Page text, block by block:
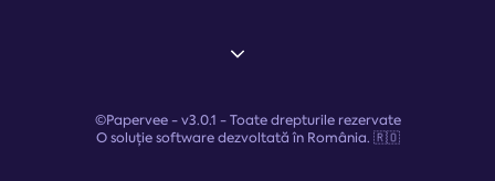
©Papervee -v3.0.1 - Toate drepturile rezervate
O soluție software dezvoltată în România. 🇷🇴